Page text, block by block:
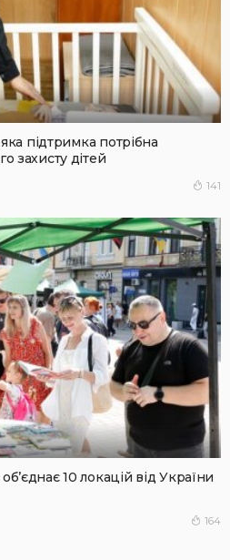
підтримка потрібна
захисту дітей
141
10 локацій від України
164